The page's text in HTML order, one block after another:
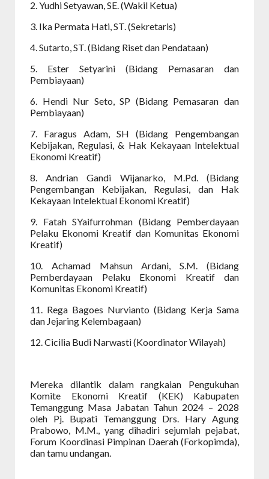
2. Yudhi Setyawan, SE. (Wakil Ketua)
3. Ika Permata Hati, ST. (Sekretaris)
4. Sutarto, ST. (Bidang Riset dan Pendataan)
5. Ester Setyarini (Bidang Pemasaran dan
Pembiayaan)
6. Hendi Nur Seto, SP (Bidang Pemasaran dan
Pembiayaan)
7. Faragus Adam, SH (Bidang Pengembangan
Kebijakan, Regulasi, & Hak Kekayaan Intelektual
Ekonomi Kreatif)
8. Andrian Gandi Wijanarko, M.Pd. (Bidang
Pengembangan Kebijakan, Regulasi, dan Hak
Kekayaan Intelektual Ekonomi Kreatif)
9. Fatah SYaifurrohman (Bidang Pemberdayaan
Pelaku Ekonomi Kreatif dan Komunitas Ekonomi
Kreatif)
10. Achamad Mahsun Ardani, S.M. (Bidang
Pemberdayaan Pelaku Ekonomi Kreatif dan
Komunitas Ekonomi Kreatif)
11. Rega Bagoes Nurvianto (Bidang Kerja Sama
dan Jejaring Kelembagaan)
12. Cicilia Budi Narwasti (Koordinator Wilayah)
Mereka dilantik dalam rangkaian Pengukuhan
Komite Ekonomi Kreatif (KEK) Kabupaten
Temanggung Masa Jabatan Tahun 2024 – 2028
oleh Pj. Bupati Temanggung Drs. Hary Agung
Prabowo, M.M., yang dihadiri sejumlah pejabat,
Forum Koordinasi Pimpinan Daerah (Forkopimda),
dan tamu undangan.